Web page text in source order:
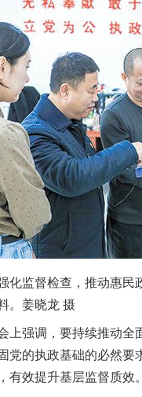
监督检查，推动惠民
。姜晓龙 摄
强调，要持续推动全
党的执政基础的必然
有效提升基层监督质效。